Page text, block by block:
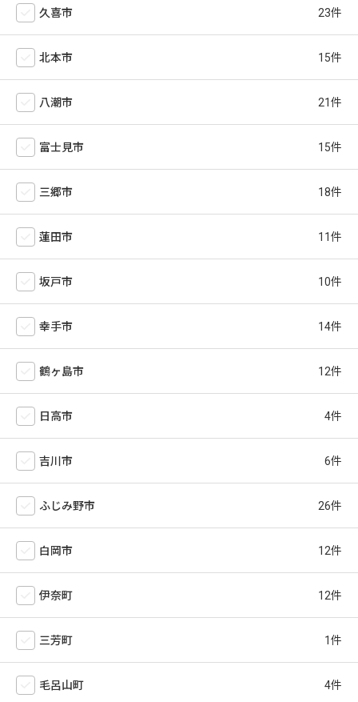
久喜市
北本市
八潮市
富士見市
三郷市
蓮田市
坂戸市
幸手市
鶴ヶ島市
日高市
吉川市
ふじみ野市
白岡市
伊奈町
三芳町
毛呂山町